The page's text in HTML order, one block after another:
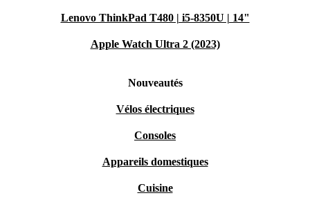
Lenovo ThinkPad T480 | i5-8350U | 14"
Apple Watch Ultra 2 (2023)
Nouveautés
Vélos électriques
Consoles
Appareils domestiques
Cuisine